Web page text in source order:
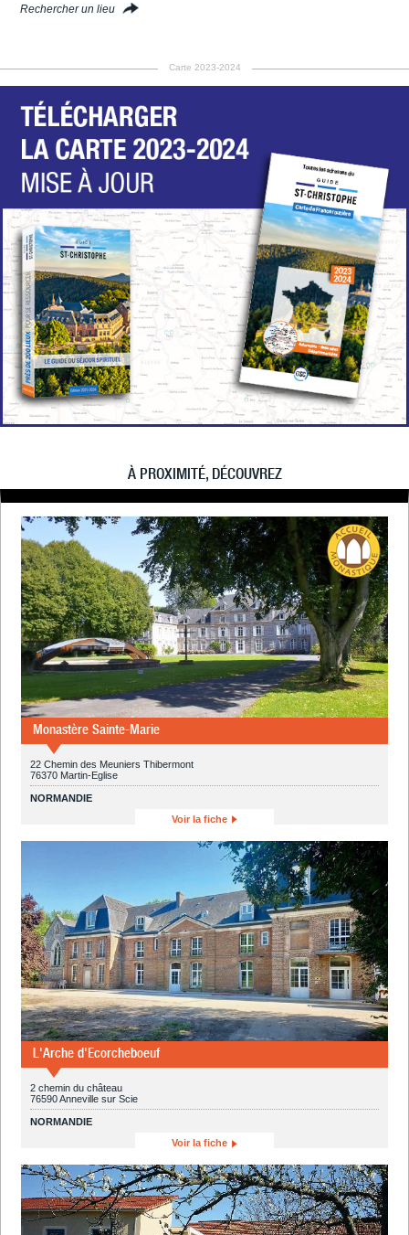
Rechercher un lieu
Carte 2023-2024
À PROXIMITÉ, DÉCOUVREZ
Monastère Sainte-Marie
22 Chemin des Meuniers Thibermont
76370 Martin-Eglise
NORMANDIE
Voir la fiche
L'Arche d'Ecorcheboeuf
2 chemin du château
76590 Anneville sur Scie
NORMANDIE
Voir la fiche